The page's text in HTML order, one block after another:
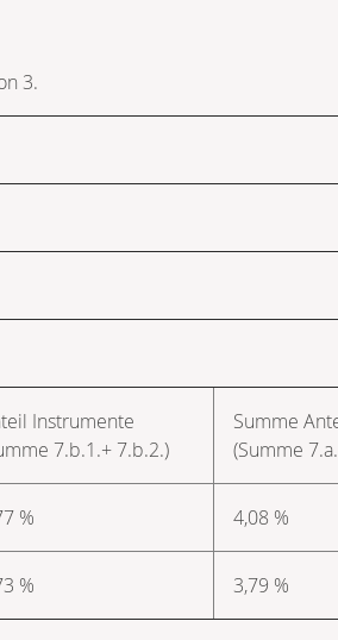
3.
Instrumente
7.b.1.+ 7.b.2.)
Summe
(Summe
% 4,08 %
% 3,79 %